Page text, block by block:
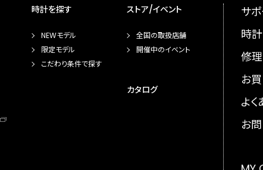
時計を探す
NEWモデル
限定モデル
こだわり条件で探す
ストア/イベント
全国の取扱店舗
開催中のイベント
カタログ
サ
時
修理
お
よ
お